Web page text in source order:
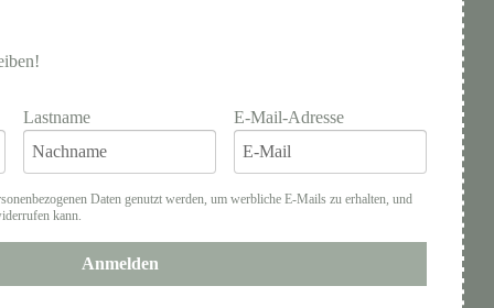
Lastname E-Mail-Adresse
Daten genutzt werden, um werbliche E-Mails zu erhalten, und
kann.
Anmelden